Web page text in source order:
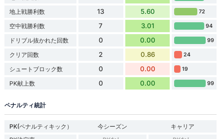
地上戦勝利数 13 5.60 72
空中戦勝利数 7 3.01 94
ドリブル抜かれた回数 0 0.00 99
クリア回数 2 0.86 24
シュートブロック数 0 0.00 19
PK献上数 0 0.00 99
ペナルティ統計
PK(ペナルティキック） 今シーズン
キャリア